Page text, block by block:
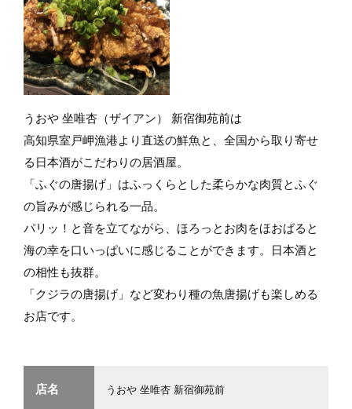
うおや 坐唯杏（ザイアン） 新宿御苑前は
高知県室戸岬漁港より直送の鮮魚と、全国から取り寄せ
る日本酒がこだわりの居酒屋。
「ふぐの唐揚げ」はふっくらとした柔らかな肉質とふぐ
の旨みが感じられる一品。
パリッ！と音を立てながら、ほろっとお肉をほおばると
海の幸を口いっぱいに感じることができます。日本酒と
の相性も抜群。
「クジラの唐揚げ」など変わり種の魚唐揚げも楽しめる
お店です。
店名 うおや 坐唯杏 新宿御苑前